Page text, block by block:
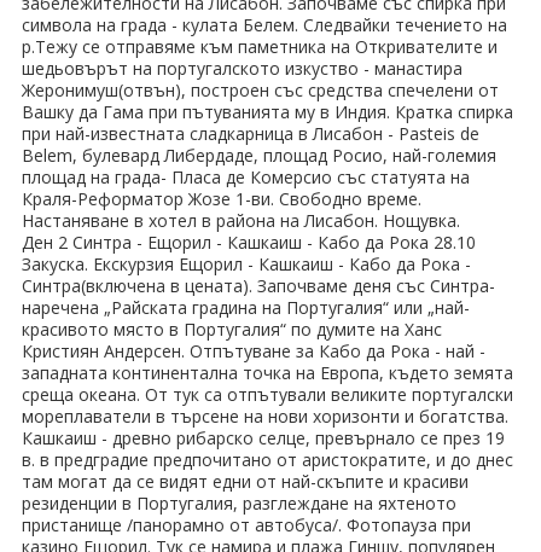
Швеция
ПРАЗНИЦИ
Празници в България
Предколедни
Нова година
Великден 2026
ЕКЗОТИКА
Екзотични почивки
КРУИЗИ
САМОЛЕТНИ БИЛЕТИ
символа на града - кулата Белем. Следвайки течението на
р.Тежу се отправяме към паметника на Откривателите и
шедьовърът на португалското изкуство - манастира
Жеронимуш(отвън), построен със средства спечелени от
Вашку да Гама при пътуванията му в Индия. Кратка спирка
при най-известната сладкарница в Лисабон - Pasteis de
Belem, булевард Либердаде, площад Росио, най-големия
площад на града- Пласа де Комерсио със статуята на
Краля-Реформатор Жозе 1-ви. Свободно време.
Настаняване в хотел в района на Лисабон. Нощувка.
Ден 2 Синтра - Ещорил - Кашкаиш - Кабо да Рока 28.10
Закуска. Екскурзия Ещорил - Кашкаиш - Кабо да Рока -
Синтра(включена в цената). Започваме деня със Синтра-
наречена „Райската градина на Португалия“ или „най-
красивото място в Португалия“ по думите на Ханс
Кристиян Андерсен. Отпътуване за Кабо да Рока - най -
западната континентална точка на Европа, където земята
среща океана. От тук са отпътували великите португалски
мореплаватели в търсене на нови хоризонти и богатства.
Кашкаиш - древно рибарско селце, превърнало се през 19
в. в предградие предпочитано от аристократите, и до днес
там могат да се видят едни от най-скъпите и красиви
резиденции в Португалия, разглеждане на яхтеното
пристанище /панорамно от автобуса/. Фотопауза при
казино Ещорил. Тук се намира и плажа Гиншу, популярен